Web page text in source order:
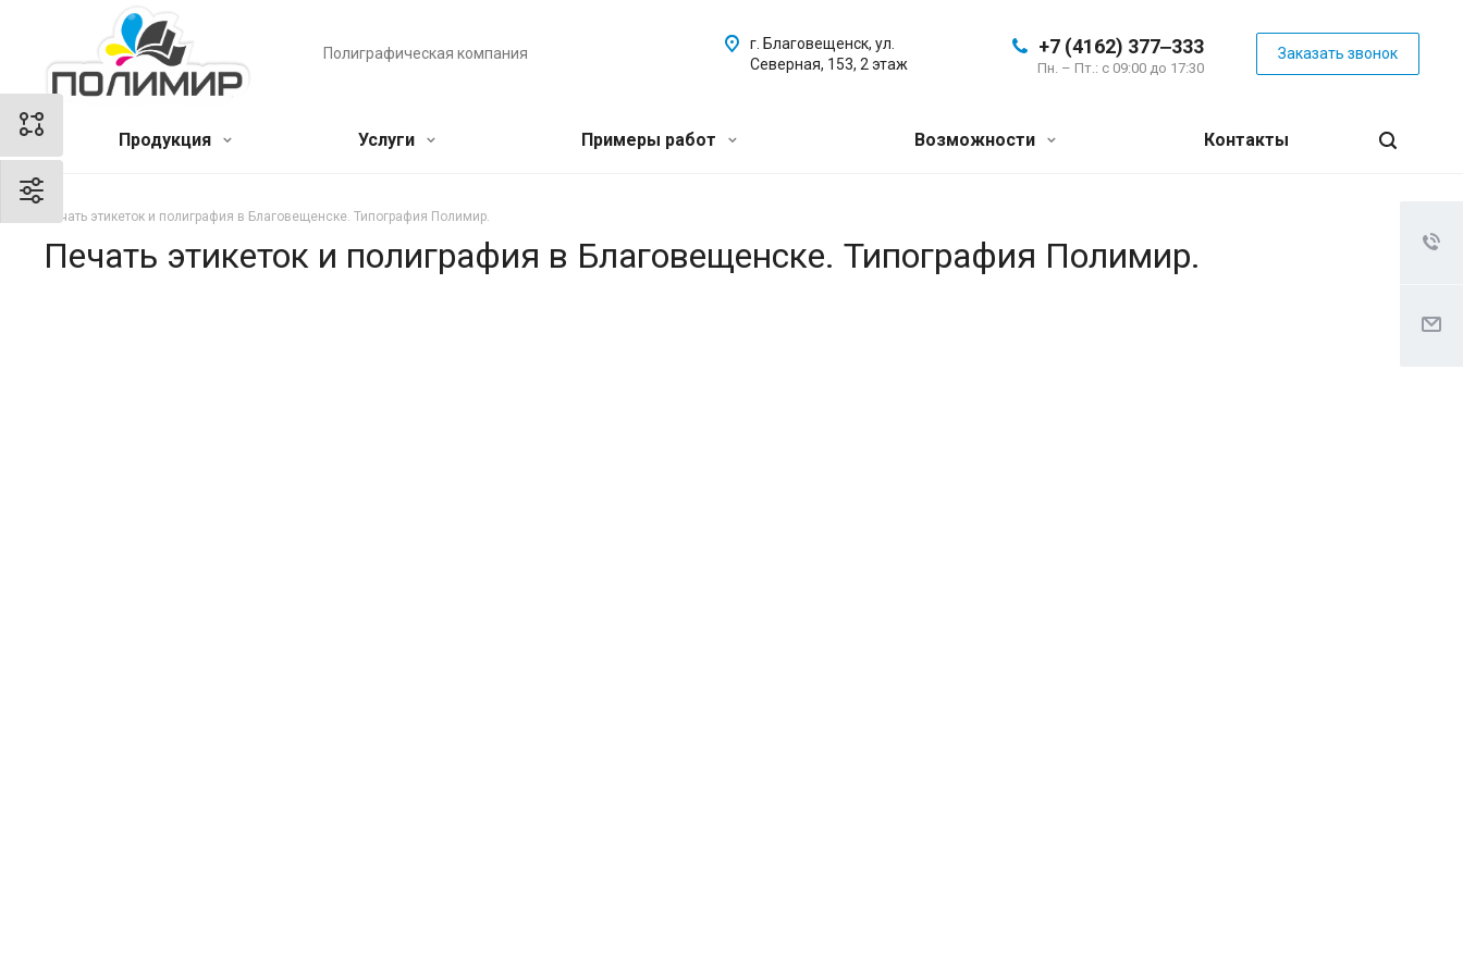
Полиграфическая компания +7 (4162) 377‒333
Пн. – Пт.: с 09:00 до 17:30
Заказать звонок
г. Благовещенск, ул.
Северная, 153, 2 этаж
Продукция Услуги Примеры работ Возможности Контакты
Печать этикеток и полиграфия в Благовещенске. Типография Полимир.
Печать этикеток и полиграфия в Благовещенске. Типография Полимир.